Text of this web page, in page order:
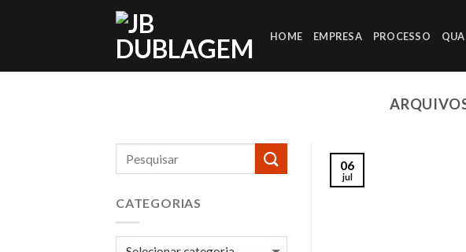
HOME EMPRESA PROCESSO
CATEGORIAS
Categorias
06
jul